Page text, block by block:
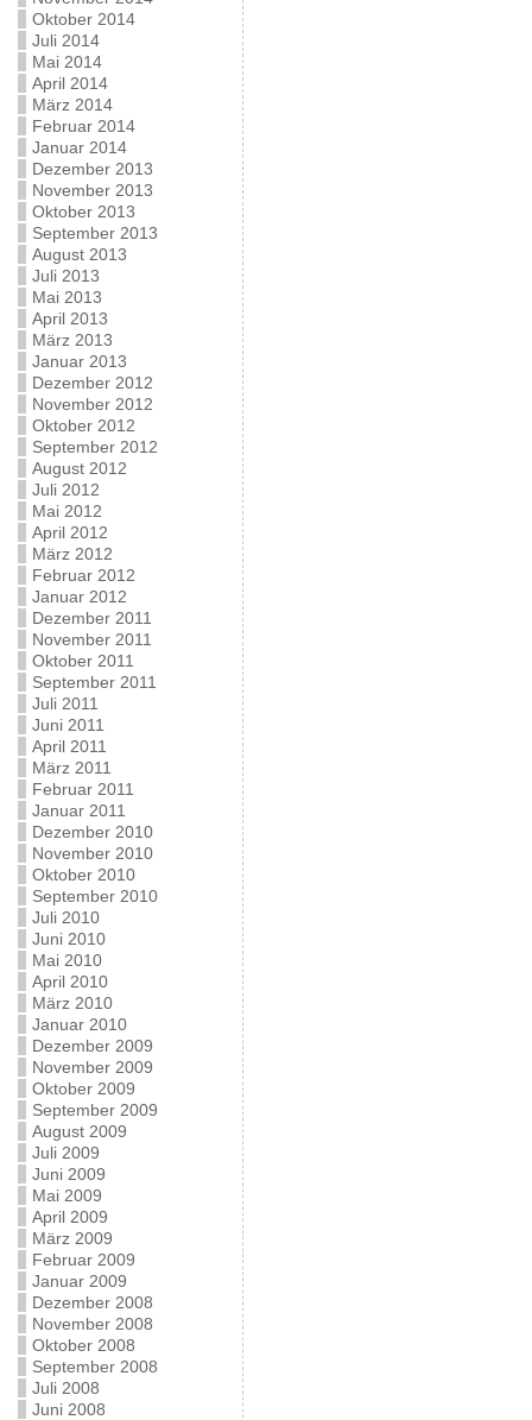
Oktober 2014
Juli 2014
Mai 2014
April 2014
März 2014
Februar 2014
Januar 2014
Dezember 2013
November 2013
Oktober 2013
September 2013
August 2013
Juli 2013
Mai 2013
April 2013
März 2013
Januar 2013
Dezember 2012
November 2012
Oktober 2012
September 2012
August 2012
Juli 2012
Mai 2012
April 2012
März 2012
Februar 2012
Januar 2012
Dezember 2011
November 2011
Oktober 2011
September 2011
Juli 2011
Juni 2011
April 2011
März 2011
Februar 2011
Januar 2011
Dezember 2010
November 2010
Oktober 2010
September 2010
Juli 2010
Juni 2010
Mai 2010
April 2010
März 2010
Januar 2010
Dezember 2009
November 2009
Oktober 2009
September 2009
August 2009
Juli 2009
Juni 2009
Mai 2009
April 2009
März 2009
Februar 2009
Januar 2009
Dezember 2008
November 2008
Oktober 2008
September 2008
Juli 2008
Juni 2008